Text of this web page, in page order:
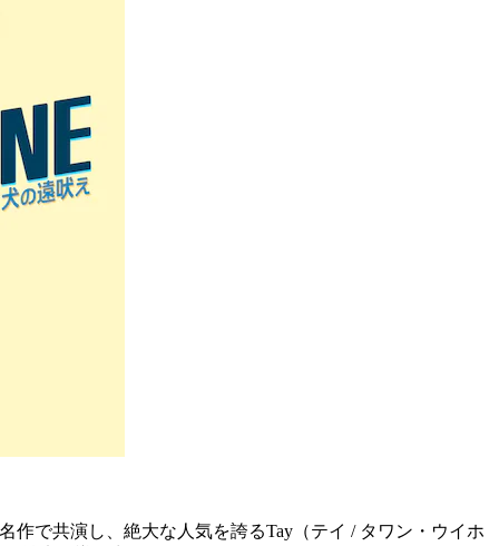
作で共演し、絶大な人気を誇るTay（テイ / タワン・ウイホ